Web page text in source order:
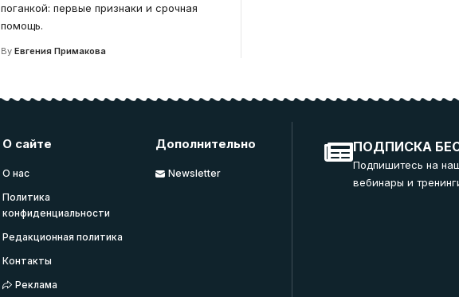
поганкой: первые признаки и срочная
помощь.
By Евгения Примакова
О сайте
О нас
Политика
конфиденциальности
Редакционная политика
Контакты
Реклама
Дополнительно
Newsletter
ПОДПИСКА
Подпишитесь на
вебинары и